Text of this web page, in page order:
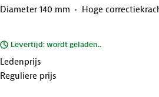
Diameter 140 mm Hoge
Levertijd: wordt geladen..
Ledenprijs
Reguliere prijs